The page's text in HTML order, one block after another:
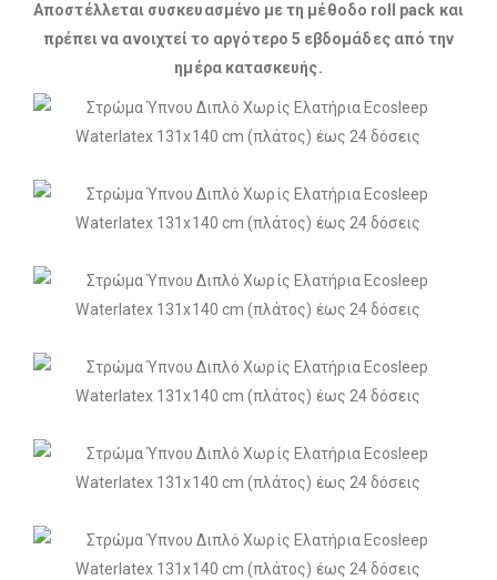
Αποστέλλεται συσκευασμένο με τη μέθοδο roll pack και
πρέπει να ανοιχτεί το αργότερο 5 εβδομάδες από την
ημέρα κατασκευής.